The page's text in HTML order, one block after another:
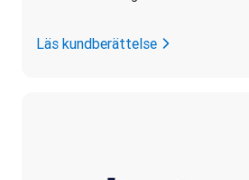
Läs kundberättelse